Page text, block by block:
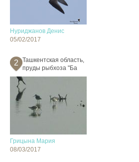
Нуриджанов Денис
05/02/2017
2
Ташкентская область,
пруды рыбхоза "Ба
Грицына Мария
08/03/2017